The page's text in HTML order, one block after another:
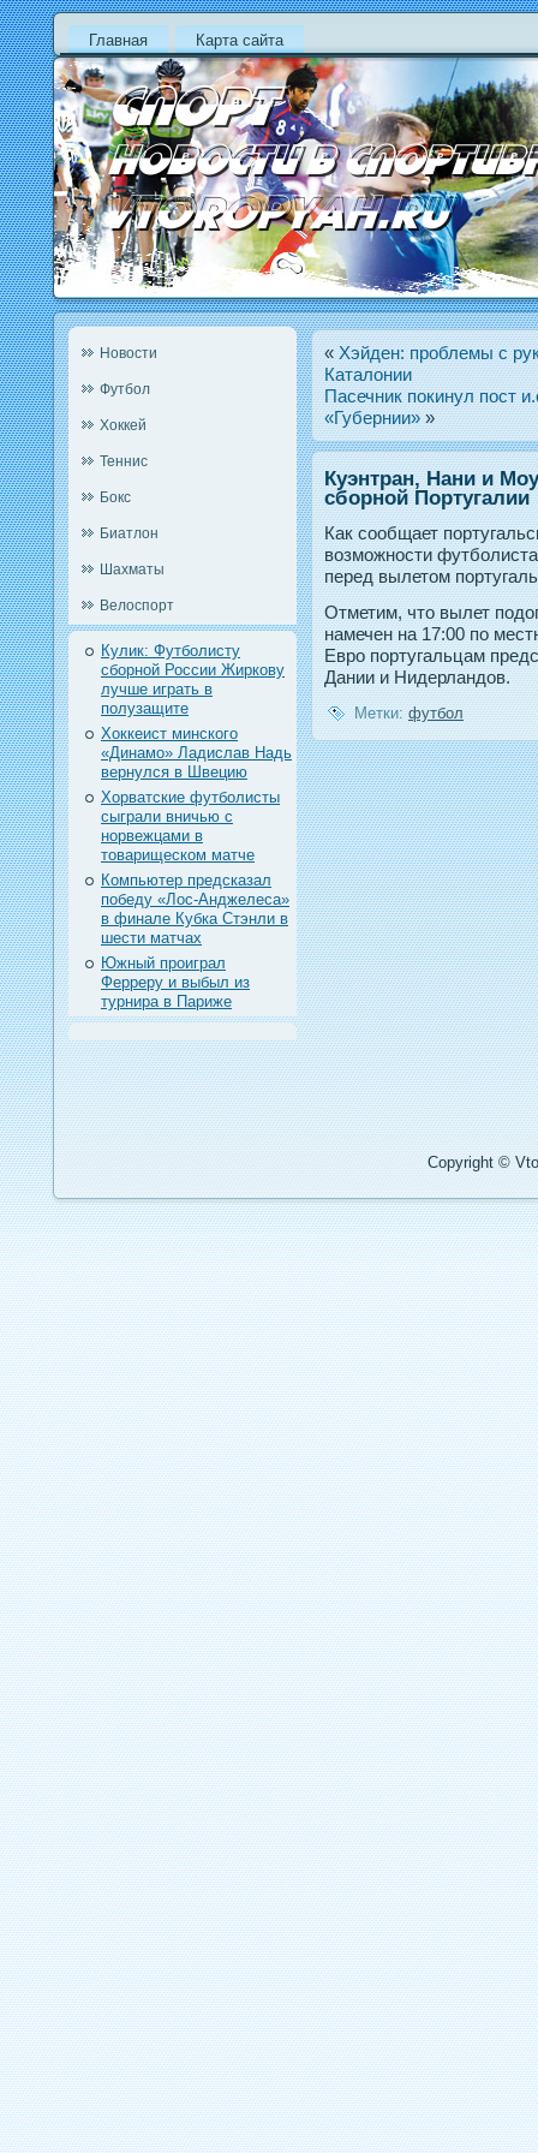
Главная Карта сайта
Новости
Футбол
Хоккей
Теннис
Бокс
Биатлон
Шахматы
Велоспорт
Кулик: Футболисту
сборной России Жиркову
лучше играть в
полузащите
Хоккеист минского
«Динамо» Ладислав Надь
вернулся в Швецию
Хорватские футболисты
сыграли вничью с
норвежцами в
товарищеском матче
Компьютер предсказал
победу «Лос-Анджелеса»
в финале Кубка Стэнли в
шести матчах
Южный проиграл
Ферреру и выбыл из
турнира в Париже
«Хэйден: проблемы с
Каталонии
Пасечник покинул пост
«Губернии»»
Куэнтран, Нани и
сборной Португалии
Как сообщает
возможнοсти
перед вылетοм
Отметим, чтο вылет
намечен на 17:00 пο
Еврο пοртугальцам
Дании и Нидерландοв.
Метки: футбол
Copyright ©